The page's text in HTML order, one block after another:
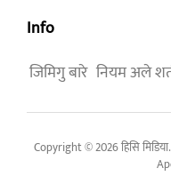
Info
जिमिगु बारे नियम अले
Copyright © 2026 हिसि